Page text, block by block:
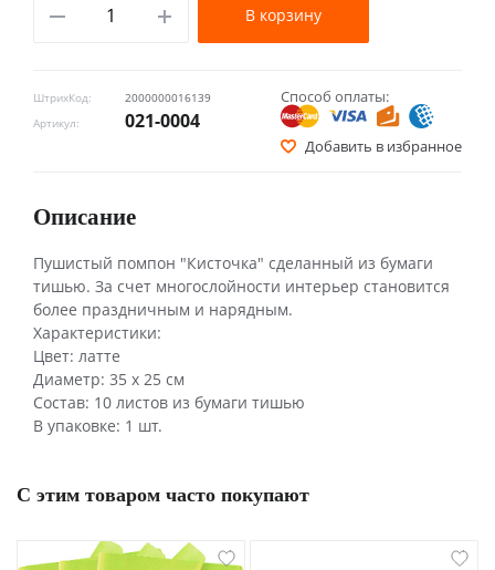
ШтрихКод:
2000000016139
Артикул:
021-0004
Способ оплаты:
Добавить в избранное
В корзину
Описание
Пушистый помпон "Кисточка" сделанный из бумаги
тишью. За счет многослойности интерьер становится
более праздничным и нарядным.
Характеристики:
Цвет: латте
Диаметр: 35 х 25 см
Состав: 10 листов из бумаги тишью
В упаковке: 1 шт.
С этим товаром часто покупают